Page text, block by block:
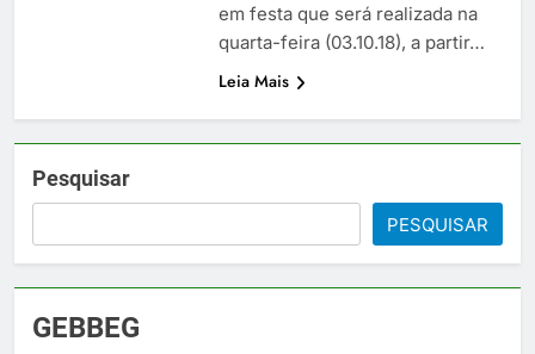
em festa que será realizada na
quarta-feira (03.10.18), a partir…
Leia Mais
Pesquisar
PESQUISAR
GEBBEG